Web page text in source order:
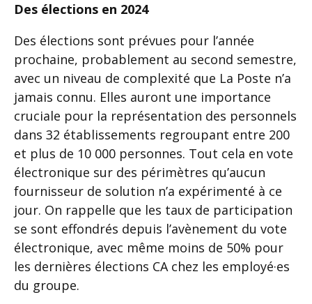
Des élections en 2024
Des élections sont prévues pour l’année
prochaine, probablement au second semestre,
avec un niveau de complexité que La Poste n’a
jamais connu. Elles auront une importance
cruciale pour la représentation des personnels
dans 32 établissements regroupant entre 200
et plus de 10 000 personnes. Tout cela en vote
électronique sur des périmètres qu’aucun
fournisseur de solution n’a expérimenté à ce
jour. On rappelle que les taux de participation
se sont effondrés depuis l’avènement du vote
électronique, avec même moins de 50% pour
les dernières élections CA chez les employé·es
du groupe.